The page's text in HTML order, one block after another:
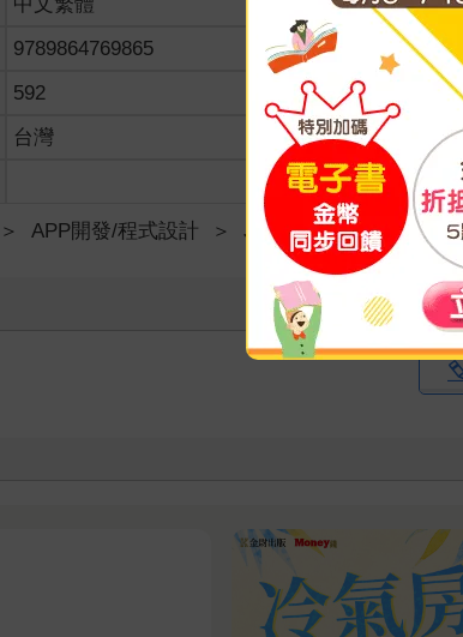
中文繁體
9789864769865
592
台灣
＞ APP開發/程式設計 ＞ Java